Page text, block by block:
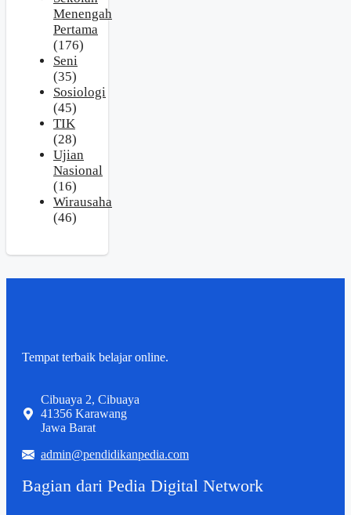
Menengah
Pertama
(176)
Seni
(35)
Sosiologi
(45)
TIK
(28)
Ujian
Nasional
(16)
Wirausaha
(46)
Tempat terbaik belajar online.
Cibuaya 2, Cibuaya
41356 Karawang
Jawa Barat
admin@pendidikanpedia.com
Bagian dari Pedia Digital Network